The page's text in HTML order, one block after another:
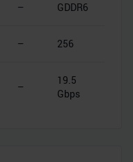
– GDDR6
– 256
–
19.5
Gbps